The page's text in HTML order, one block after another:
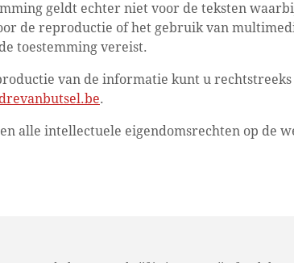
geldt echter niet voor de teksten
de reproductie of het gebruik van
toestemming vereist.
van de informatie kunt u
.
alle intellectuele eigendomsrechten op de